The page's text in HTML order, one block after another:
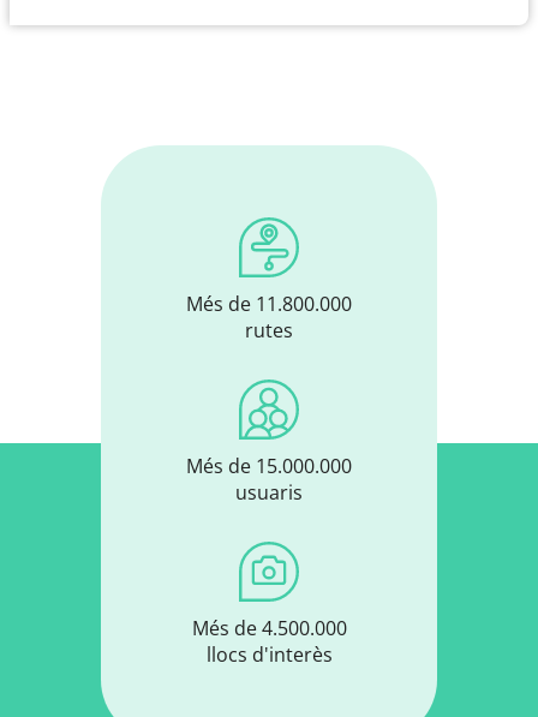
Més de 11.800.000
rutes
Més de 15.000.000
usuaris
Més de 4.500.000
llocs d'interès